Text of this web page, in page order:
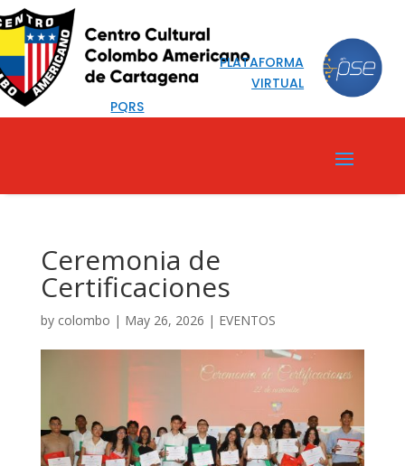
PQRS
PLATAFORMA
VIRTUAL
Ceremonia de
Certificaciones
by colombo | May 26, 2026 | EVENTOS